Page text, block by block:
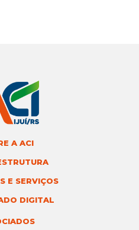
A ACI
E SERVIÇOS
DIGITAL